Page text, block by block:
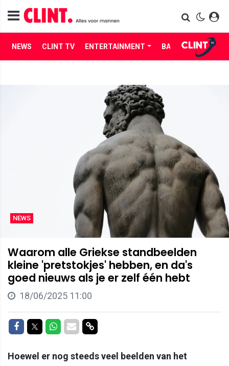
NEWS CLINT TV ENTERTAINMENT BABES LIFE
NEWS
Waarom alle Griekse standbeelden
kleine 'pretstokjes' hebben, en da's
goed nieuws als je er zelf één hebt
18/06/2025 11:00
Delen op Facebook
Delen op Twitter
Delen op Whatsapp
Delen via Mail
Delen via link
Hoewel er nog steeds veel beelden van het